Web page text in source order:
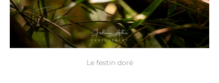
Le festin doré